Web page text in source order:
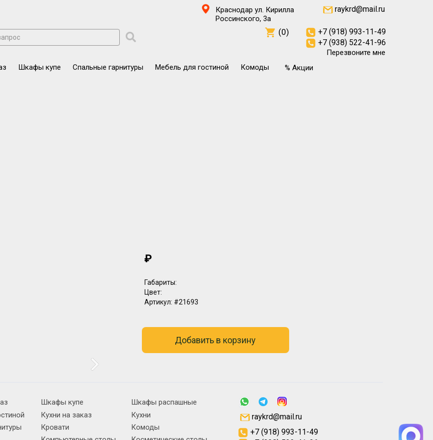
Краснодар ул. Кирилла
Россинского, 3а
raykrd@mail.ru
Перезвоните мне
Шкафы купе Спальные гарнитуры Мебель для гостиной Комоды % Акции
(0)
+7 (918) 993-11-49
+7 (938) 522-41-96
₽
Габариты:
Цвет:
Артикул: #21693
Добавить в корзину
Шкафы купе
Шкафы распашные
Кухни на заказ
Кухни
Кровати
Комоды
+7 (918) 993-11-49
raykrd@mail.ru